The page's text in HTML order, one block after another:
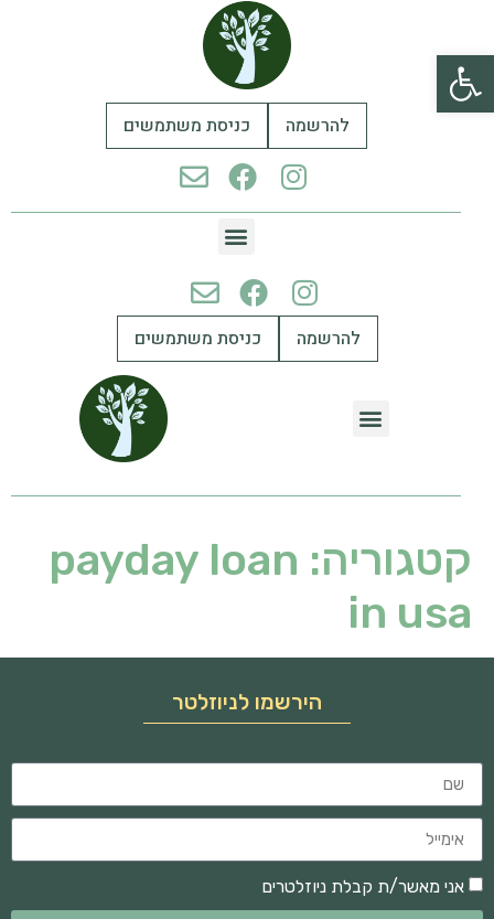
פתח סרגל נגישות
להרשמה כניסת משתמשים
להרשמה כניסת משתמשים
קטגוריה: payday loan
in usa
הירשמו לניוזלטר
אני מאשר/ת קבלת ניוזלטרים